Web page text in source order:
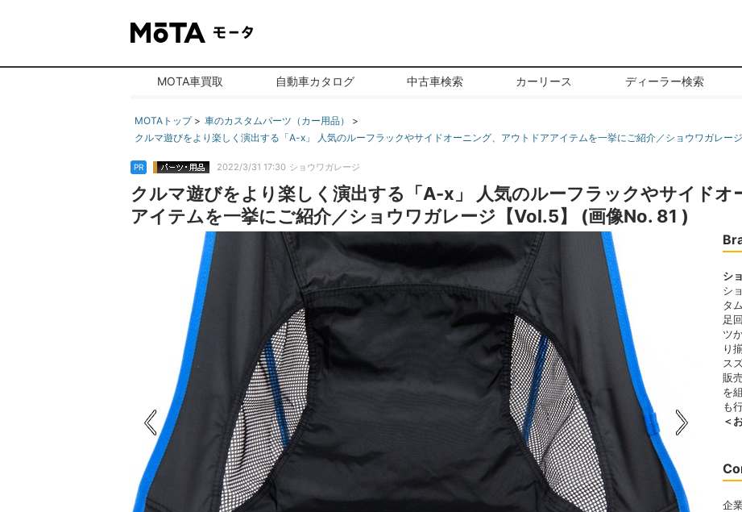
MOTA車買取 自動車カタログ 中古車検索 カーリース ディーラー検索
MOTAトップ
車のカスタムパーツ（カー用品）
クルマ遊びをより楽しく演出する「A-x」 人気のルーフラックやサイドオーニング、アウトドアアイテムを一挙にご紹介／ショウワガレージ
PR 2022/3/31 17:30 ショウワガレージ
クルマ遊びをより楽しく演出する「A-x」 人気のルーフラックやサイドオ
アイテムを一挙にご紹介／ショウワガレージ【Vol.5】 (画像No. 81 )
シ
シ
タ
足
ツ
り
ス
販
を
も
＜
企